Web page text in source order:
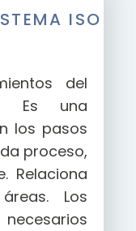
ISO
del
Es una
los pasos
proceso,
Relaciona
Los